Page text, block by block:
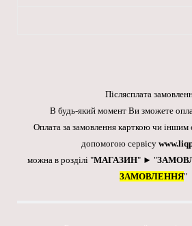
Післясплата
В будь-який момент Ви зможете
Оплата за замовлення карткою чи іншим
допомогою сервісу
можна в розділі "МАГАЗИН" ► "
ЗАМОВЛЕННЯ"